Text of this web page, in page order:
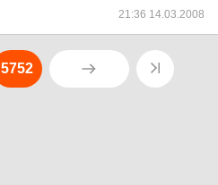
21:36 14.03.2008
5752